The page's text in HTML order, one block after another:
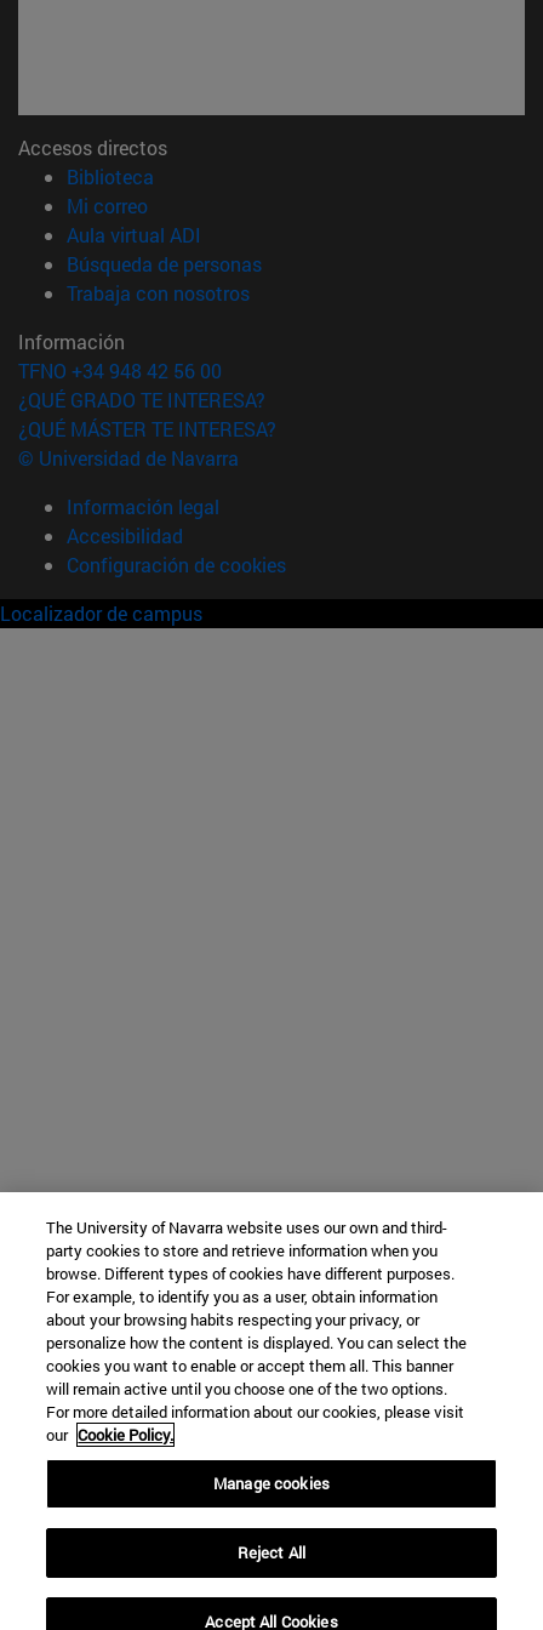
Accesos directos
Biblioteca
Mi correo(abre en nueva ventana)
Aula virtual ADI
Búsqueda de personas(abre en nueva ventana)
Trabaja con nosotros(abre en nueva ventana)
Información
TFNO +34 948 42 56 00
¿QUÉ GRADO TE INTERESA?
¿QUÉ MÁSTER TE INTERESA?
© Universidad de Navarra
Información legal
Accesibilidad
Configuración de cookies
Localizador de campus
The University of Navarra website uses our own and third-
party cookies to store and retrieve information when you
browse. Different types of cookies have different purposes.
For example, to identify you as a user, obtain information
about your browsing habits respecting your privacy, or
personalize how the content is displayed. You can select the
cookies you want to enable or accept them all. This banner
will remain active until you choose one of the two options.
For more detailed information about our cookies, please visit
our Cookie Policy.
Manage cookies
Reject All
Accept All Cookies